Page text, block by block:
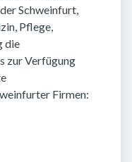
Schweinfurt,
Pflege,
die
zur Verfügung
Firmen: